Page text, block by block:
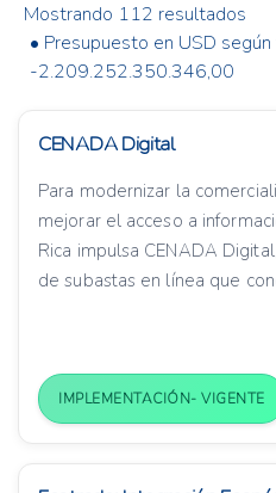
Mostrando 112 resultados
• Presupuesto en USD
-2.209.252.350.346,00
CENADA Digital
Para modernizar la
mejorar el acceso a
Rica impulsa CENADA
de subastas en línea que
IMPLEMENTACIÓN- VIGENTE